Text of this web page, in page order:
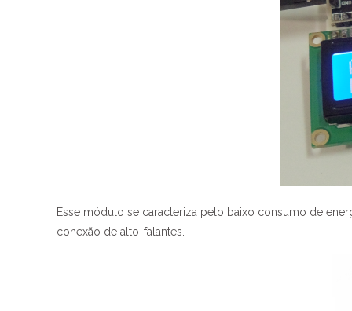
Esse módulo se caracteriza pelo baixo consumo de
conexão de alto-falantes.